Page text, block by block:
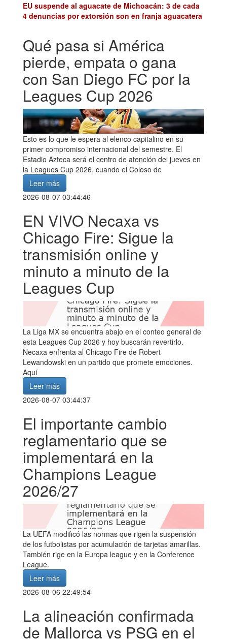
EU suspende al aguacate de Michoacán: 3 de cada
4 denuncias por extorsión son en franja aguacatera
Qué pasa si América
pierde, empata o gana
con San Diego FC por la
Leagues Cup 2026
Esto es lo que le espera al elenco capitalino en su
primer compromiso internacional del semestre. El
Estadio Azteca será el centro de atención del jueves en
la Leagues Cup 2026, cuando el Coloso de
Leer más
2026-08-07 03:44:46
EN VIVO Necaxa vs
Chicago Fire: Sigue la
transmisión online y
minuto a minuto de la
Leagues Cup
La Liga MX se encuentra abajo en el conteo general de
esta Leagues Cup 2026 y hoy buscarán revertirlo.
Necaxa enfrenta al Chicago Fire de Robert
Lewandowski en un partido que promete emociones.
Aquí
Leer más
2026-08-07 03:44:37
El importante cambio
reglamentario que se
implementará en la
Champions League
2026/27
La UEFA modificó las normas que rigen la suspensión
de los futbolistas por acumulación de tarjetas amarillas.
También rige en la Europa league y en la Conference
League.
Leer más
2026-08-06 22:49:54
La alineación confirmada
de Mallorca vs PSG en el